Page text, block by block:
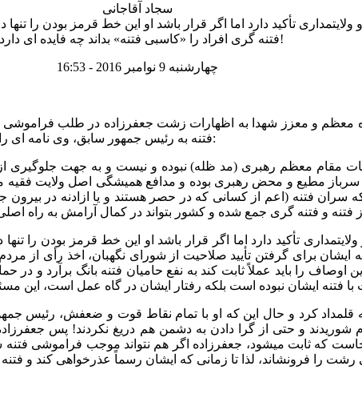
سجاد آقاجانی
تأکید دارد اما اگر قرار باشد او این خط قرمز بودن را
فتنه گری افراد را «کاسبی فتنه» بداند چه فایده ای دارد؟!
چهارشنبه 9 نوامبر 2016 - 16:53
فتنه به رئیس جمهور سابق، وی نامه ای را در جهت تقلیل فشارها منتشر کردند که در بخشی از نامه جعفرزاده میخوانیم:
که سران فتنه (اعم از کسانی که در حصر هستند و یا ازادنه در
تأکید دارد اما اگر قرار باشد او این خط قرمز بودن را
که ایشان برای گرفتن تأیید صلاحیت از شورای نگهبان، اخذ رأی
را باید عملاً ثابت کند به نفع حامیان فتنه بانگ برآرد و در
کرد و حال این که او با تمام نقاط قوت و ضعفش، رئیس جمهور
و حتی از گرا دادن به دشمن هم دریغ نکردند! پس جعفرزاده
که ثابت میشود، جعفرزاده اگر هم نتواند موجب فراموشی فتنه